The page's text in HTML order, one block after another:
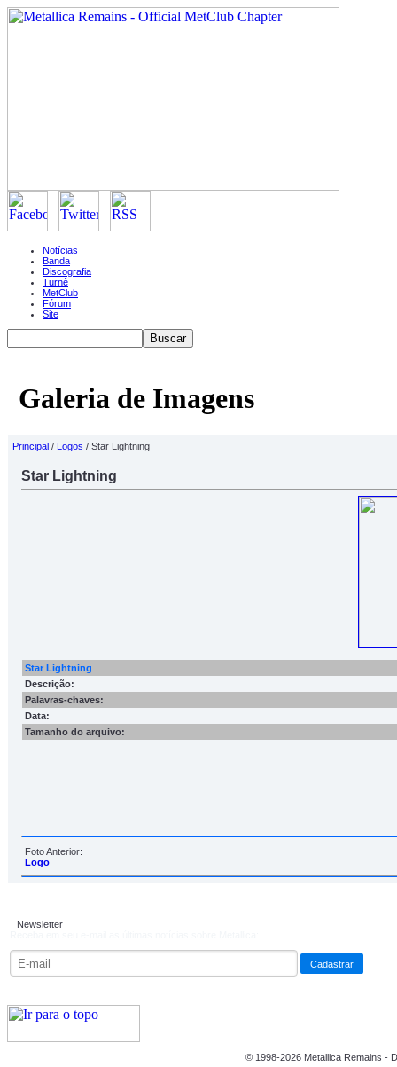
Notícias
Banda
Discografia
Turnê
MetClub
Fórum
Site
Galeria de Imagens
Principal / Logos / Star Lightning
Star Lightning
Star Lightning
Descrição:
Palavras-chaves:
Data:
Tamanho do arquivo:
Foto Anterior:
Logo
Newsletter
© 1998-2026 Metallica Remains -